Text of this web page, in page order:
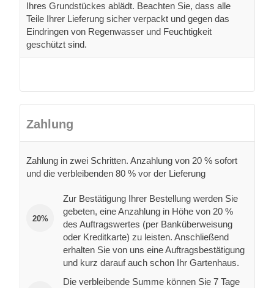
Ihres Grundstückes ablädt. Beachten Sie, dass alle
Teile Ihrer Lieferung sicher verpackt und gegen das
Eindringen von Regenwasser und Feuchtigkeit
geschützt sind.
Zahlung
Zahlung in zwei Schritten. Anzahlung von 20 % sofort
und die verbleibenden 80 % vor der Lieferung
20%
Zur Bestätigung Ihrer Bestellung werden Sie
gebeten, eine Anzahlung in Höhe von 20 %
des Auftragswertes (per Banküberweisung
oder Kreditkarte) zu leisten. Anschließend
erhalten Sie von uns eine Auftragsbestätigung
und kurz darauf auch schon Ihr Gartenhaus.
Die verbleibende Summe können Sie 7 Tage